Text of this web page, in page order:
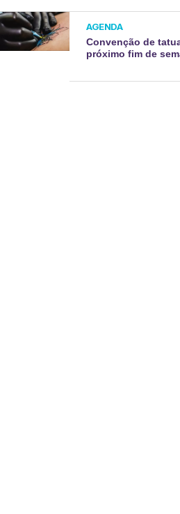
AGENDA
Convenção de
próximo fim de